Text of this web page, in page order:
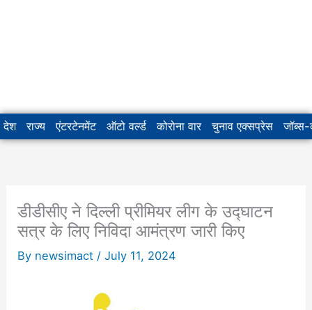
देश राज्य एंटरटेनमेंट ऑटो वर्ल्ड कोरोना वार चुनाव एक्सप्रेस जॉब्स-
डीडीसीए ने दिल्ली प्रीमियर लीग के उद्घाटन
सत्र के लिए निविदा आमंत्रण जारी किए
By newsimact /July 11, 2024